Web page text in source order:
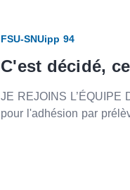
FSU-SNUipp 94
C'est décidé,
JE REJOINS L’ÉQUIPE
pour l'adhésion par